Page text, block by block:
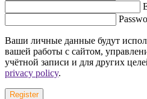
Ваши личные данные будут
вашей работы с сайтом,
учётной записи и для других
privacy policy.